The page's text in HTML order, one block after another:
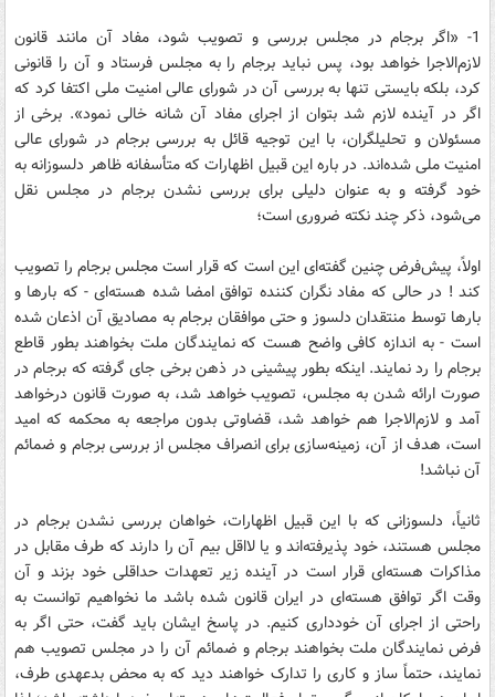
1- «اگر برجام در مجلس بررسی و تصویب شود، مفاد آن مانند قانون
لازم‌الاجرا خواهد بود، پس نباید برجام را به مجلس فرستاد و آن را قانونی
کرد، بلکه بایستی تنها به بررسی آن در شورای عالی امنیت ملی اکتفا کرد که
اگر در آینده لازم شد بتوان از اجرای مفاد آن شانه خالی نمود». برخی از
مسئولان و تحلیلگران، با این توجیه قائل به بررسی برجام در شورای عالی
امنیت ملی شده‌اند. در باره این قبیل اظهارات که متأسفانه ظاهر دلسوزانه به
خود گرفته و به عنوان دلیلی برای بررسی نشدن برجام در مجلس نقل
می‌شود، ذکر چند نکته ضروری است؛
اولاً، پیش‌فرض چنین گفته‌ای این است که قرار است مجلس برجام را تصویب
کند ! در حالی که مفاد نگران کننده توافق امضا شده هسته‌ای - که بارها و
بارها توسط منتقدان دلسوز و حتی موافقان برجام به مصادیق آن اذعان شده
است - به اندازه کافی واضح هست که نمایندگان ملت بخواهند بطور قاطع
برجام را رد نمایند. اینکه بطور پیشینی در ذهن برخی جای گرفته که برجام در
صورت ارائه شدن به مجلس، تصویب خواهد شد، به صورت قانون درخواهد
آمد و لازم‌الاجرا هم خواهد شد، قضاوتی بدون مراجعه به محکمه که امید
است، هدف از آن، زمینه‌سازی برای انصراف مجلس از بررسی برجام و ضمائم
آن نباشد!
ثانیاً، دلسوزانی که با این قبیل اظهارات، خواهان بررسی نشدن برجام در
مجلس هستند، خود پذیرفته‌اند و یا لااقل بیم آن را دارند که طرف مقابل در
مذاکرات هسته‌ای قرار است در آینده زیر تعهدات حداقلی خود بزند و آن
وقت اگر توافق هسته‌ای در ایران قانون شده باشد ما نخواهیم توانست به
راحتی از اجرای آن خودداری کنیم. در پاسخ ایشان باید گفت، حتی اگر به
فرض نمایندگان ملت بخواهند برجام و ضمائم آن را در مجلس تصویب هم
نمایند، حتماً ساز و کاری را تدارک خواهند دید که به محض بدعهدی طرف،